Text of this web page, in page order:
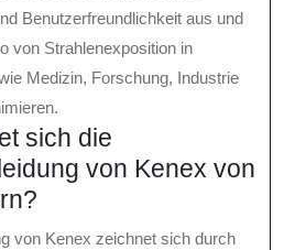
Benutzerfreundlichkeit aus und
von Strahlenexposition in
Medizin, Forschung, Industrie
sich die
von Kenex von
von Kenex zeichnet sich durch